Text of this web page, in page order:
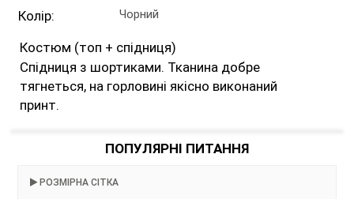
Колір: Чорний
Костюм (топ + спідниця)
Спідниця з шортиками. Тканина добре
тягнеться, на горловині якісно виконаний
принт.
ПОПУЛЯРНІ ПИТАННЯ
РОЗМІРНА СІТКА